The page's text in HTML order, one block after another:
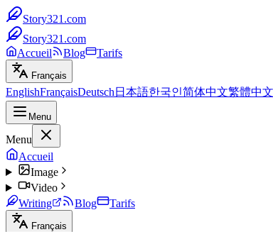
Story321.com
Story321.com
Accueil
Blog Tarifs
Français
EnglishFrançaisDeutsch 日本語한국인简体中文繁體中文
Menu
Menu
Accueil
Image
Video
Writing
Blog Tarifs
Français